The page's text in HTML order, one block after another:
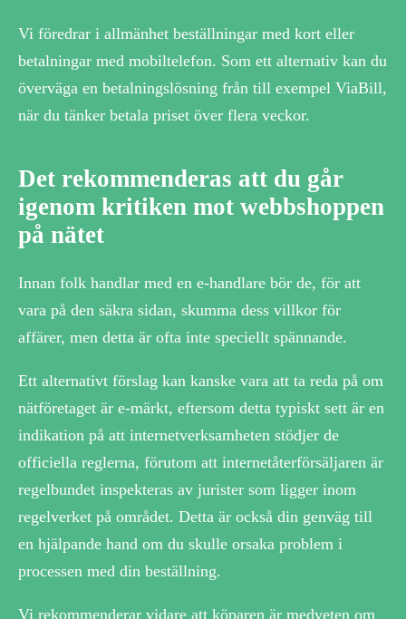
Vi föredrar i allmänhet beställningar med kort eller
betalningar med mobiltelefon. Som ett alternativ kan du
överväga en betalningslösning från till exempel ViaBill,
när du tänker betala priset över flera veckor.
Det rekommenderas att du går
igenom kritiken mot webbshoppen
på nätet
Innan folk handlar med en e-handlare bör de, för att
vara på den säkra sidan, skumma dess villkor för
affärer, men detta är ofta inte speciellt spännande.
Ett alternativt förslag kan kanske vara att ta reda på om
nätföretaget är e-märkt, eftersom detta typiskt sett är en
indikation på att internetverksamheten stödjer de
officiella reglerna, förutom att internetåterförsäljaren är
regelbundet inspekteras av jurister som ligger inom
regelverket på området. Detta är också din genväg till
en hjälpande hand om du skulle orsaka problem i
processen med din beställning.
Vi rekommenderar vidare att köparen är medveten om